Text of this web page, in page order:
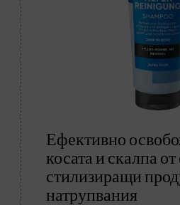
Ефективно
косата и скалпа
стилизиращи
натрупвания